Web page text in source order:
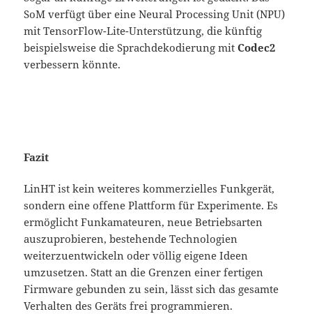
SoM verfügt über eine Neural Processing Unit (NPU)
mit TensorFlow-Lite-Unterstützung, die künftig
beispielsweise die Sprachdekodierung mitCodec2
verbessern könnte.
Fazit
LinHT ist kein weiteres kommerzielles Funkgerät,
sondern eine offene Plattform für Experimente. Es
ermöglicht Funkamateuren, neue Betriebsarten
auszuprobieren, bestehende Technologien
weiterzuentwickeln oder völlig eigene Ideen
umzusetzen. Statt an die Grenzen einer fertigen
Firmware gebunden zu sein, lässt sich das gesamte
Verhalten des Geräts frei programmieren.